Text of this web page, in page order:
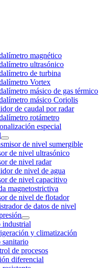
magnético
ultrasónico
de turbina
Vortex
másico de gas térmico
másico Coriolis
de caudal por radar
rotámetro
especial
de nivel sumergible
de nivel ultrasónico
de nivel radar
de nivel de agua
de nivel capacitivo
magnetostrictiva
de nivel de flotador
de datos de nivel
industrial
y climatización
sanitario
de procesos
diferencial